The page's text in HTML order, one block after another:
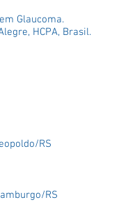
Glaucoma.
HCPA, Brasil.
RS
RS